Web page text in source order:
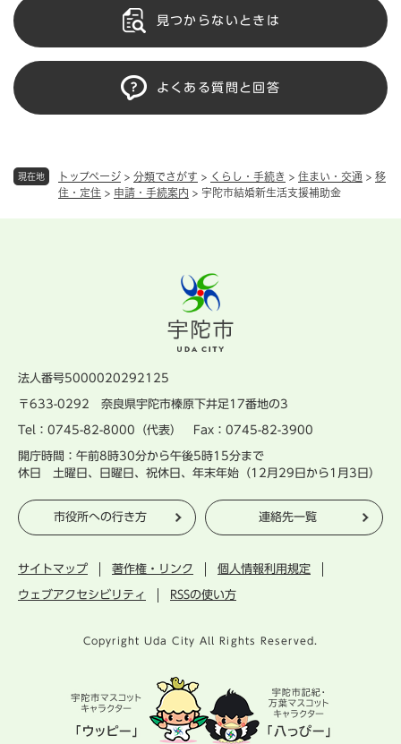
現在地 トップページ > 分類でさがす > くらし・手続き > 住まい・交通 > 移
住・定住 > 申請・手続案内 > 宇陀市結婚新生活支援補助金
見つからないときは
よくある質問と回答
法人番号5000020292125
〒633-0292 奈良県宇陀市榛原下井足17番地の3
Tel：0745-82-8000（代表） Fax：0745-82-3900
開庁時間：午前8時30分から午後5時15分まで
休日 土曜日、日曜日、祝休日、年末年始（12月29日から1月3日）
市役所への行き方 連絡先一覧
サイトマップ 著作権・リンク 個人情報利用規定
ウェブアクセシビリティ RSSの使い方
Copyright Uda City All Rights Reserved.